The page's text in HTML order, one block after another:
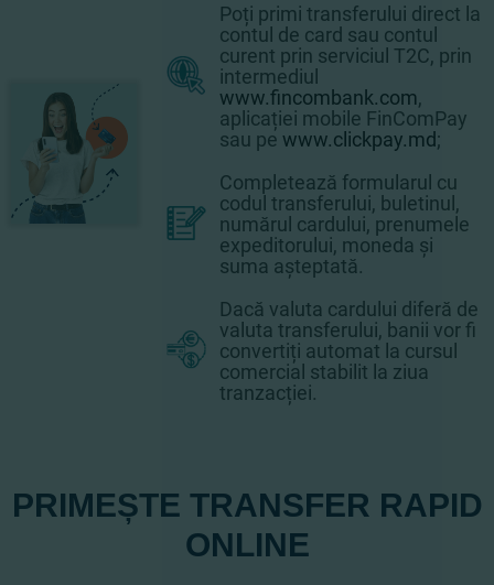
Poți primi transferului direct la
contul de card sau contul
curent prin serviciul T2C, prin
intermediul
www.fincombank.com,
aplicației mobile FinComPay
sau pe www.clickpay.md;
Completează formularul cu
codul transferului, buletinul,
numărul cardului, prenumele
expeditorului, moneda și
suma așteptată.
Dacă valuta cardului diferă de
valuta transferului, banii vor fi
convertiți automat la cursul
comercial stabilit la ziua
tranzacției.
PRIMEȘTE TRANSFER RAPID
ONLINE